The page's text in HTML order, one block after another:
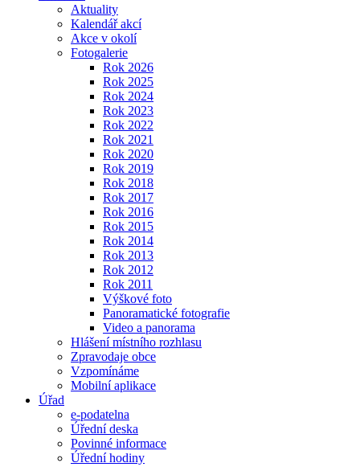
Aktuality
Kalendář akcí
Akce v okolí
Fotogalerie
Rok 2026
Rok 2025
Rok 2024
Rok 2023
Rok 2022
Rok 2021
Rok 2020
Rok 2019
Rok 2018
Rok 2017
Rok 2016
Rok 2015
Rok 2014
Rok 2013
Rok 2012
Rok 2011
Výškové foto
Panoramatické fotografie
Video a panorama
Hlášení místního rozhlasu
Zpravodaje obce
Vzpomínáme
Mobilní aplikace
Úřad
e-podatelna
Úřední deska
Povinné informace
Úřední hodiny